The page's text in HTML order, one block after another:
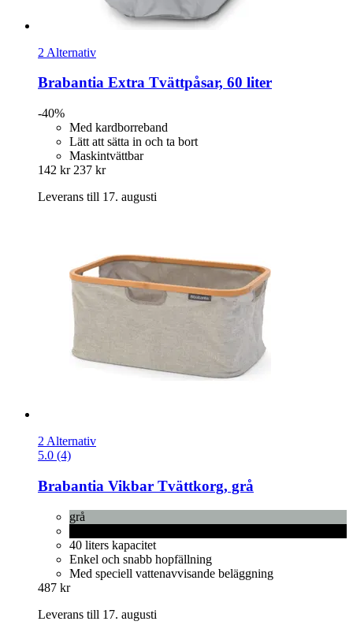
2 Alternativ
Brabantia Extra Tvättpåsar, 60 liter
-40%
Med kardborreband
Lätt att sätta in och ta bort
Maskintvättbar
142 kr 237 kr
Leverans till 17. augusti
2 Alternativ
5.0 (4)
Brabantia Vikbar Tvättkorg, grå
grå
40 liters kapacitet
Enkel och snabb hopfällning
Med speciell vattenavvisande beläggning
487 kr
Leverans till 17. augusti